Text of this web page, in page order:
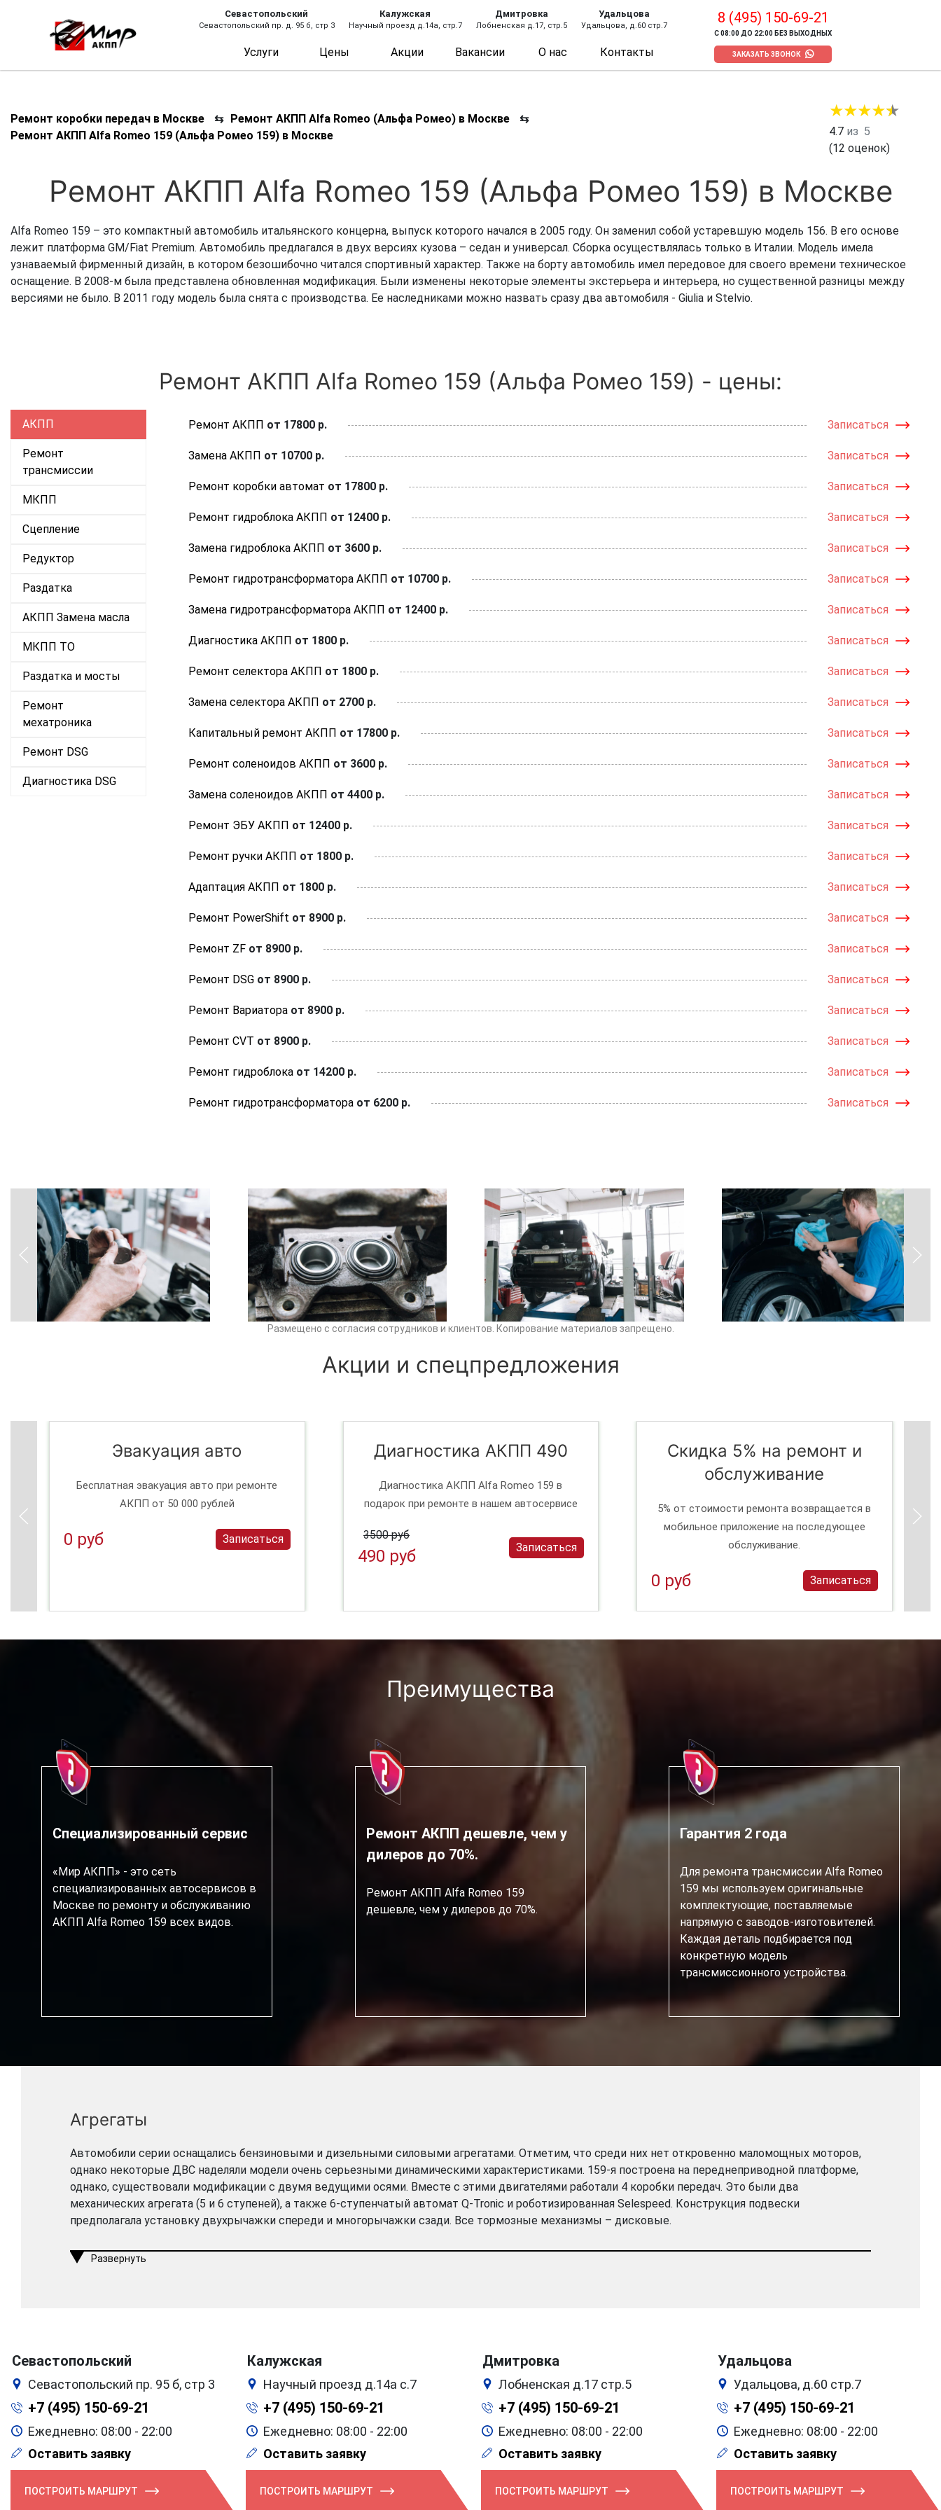
Севастопольский
Севастопольский пр. д. 95 б, стр 3
Калужская
Научный проезд д.14а, стр.7
Дмитровка
Лобненская д.17, стр.5
Удальцова
Удальцова, д.60 стр.7
Услуги Цены Акции Вакансии О нас Контакты
8 (495) 150-69-21
С 08:00 ДО 22:00 БЕЗ ВЫХОДНЫХ
ЗАКАЗАТЬ ЗВОНОК
Ремонт коробки передач в Москве ⇆ Ремонт АКПП Alfa Romeo (Альфа Ромео) в Москве
⇆
Ремонт АКПП Alfa Romeo 159 (Альфа Ромео 159) в Москве
4.7 из 5
(12 оценок)
Ремонт АКПП Alfa Romeo 159 (Альфа Ромео 159) в Москве
Alfa Romeo 159 – это компактный автомобиль итальянского концерна, выпуск которого начался в 2005 году. Он заменил собой устаревшую модель 156. В его основе
лежит платформа GM/Fiat Premium. Автомобиль предлагался в двух версиях кузова – седан и универсал. Сборка осуществлялась только в Италии. Модель имела
узнаваемый фирменный дизайн, в котором безошибочно читался спортивный характер. Также на борту автомобиль имел передовое для своего времени техническое
оснащение. В 2008-м была представлена обновленная модификация. Были изменены некоторые элементы экстерьера и интерьера, но существенной разницы между
версиями не было. В 2011 году модель была снята с производства. Ее наследниками можно назвать сразу два автомобиля - Giulia и Stelvio.
Ремонт АКПП Alfa Romeo 159 (Альфа Ромео 159) - цены:
АКПП
Ремонт
трансмиссии
МКПП
Сцепление
Редуктор
Раздатка
АКПП Замена масла
МКПП ТО
Раздатка и мосты
Ремонт
мехатроника
Ремонт DSG
Диагностика DSG
Ремонт АКПП от 17800 р. Записаться
Замена АКПП от 10700 р. Записаться
Ремонт коробки автомат от 17800 р. Записаться
Ремонт гидроблока АКПП от 12400 р. Записаться
Замена гидроблока АКПП от 3600 р. Записаться
Ремонт гидротрансформатора АКПП от 10700 р. Записаться
Замена гидротрансформатора АКПП от 12400 р. Записаться
Диагностика АКПП от 1800 р. Записаться
Ремонт селектора АКПП от 1800 р. Записаться
Замена селектора АКПП от 2700 р. Записаться
Капитальный ремонт АКПП от 17800 р. Записаться
Ремонт соленоидов АКПП от 3600 р. Записаться
Замена соленоидов АКПП от 4400 р. Записаться
Ремонт ЭБУ АКПП от 12400 р. Записаться
Ремонт ручки АКПП от 1800 р. Записаться
Адаптация АКПП от 1800 р. Записаться
Ремонт PowerShift от 8900 р. Записаться
Ремонт ZF от 8900 р. Записаться
Ремонт DSG от 8900 р. Записаться
Ремонт Вариатора от 8900 р. Записаться
Ремонт CVT от 8900 р. Записаться
Ремонт гидроблока от 14200 р. Записаться
Ремонт гидротрансформатора от 6200 р. Записаться
Размещено с согласия сотрудников и клиентов. Копирование материалов запрещено.
Акции и спецпредложения
Эвакуация авто
Бесплатная эвакуация авто при ремонте
АКПП от 50 000 рублей
0 руб Записаться
Диагностика АКПП 490
Диагностика АКПП Alfa Romeo 159 в
подарок при ремонте в нашем автосервисе
3500 руб
490 руб Записаться
Скидка 5% на ремонт и
обслуживание
5% от стоимости ремонта возвращается в
мобильное приложение на последующее
обслуживание.
0 руб Записаться
Преимущества
Специализированный сервис
«Мир АКПП» - это сеть
специализированных автосервисов в
Москве по ремонту и обслуживанию
АКПП Alfa Romeo 159 всех видов.
Ремонт АКПП дешевле, чем у
дилеров до 70%.
Ремонт АКПП Alfa Romeo 159
дешевле, чем у дилеров до 70%.
Гарантия 2 года
Для ремонта трансмиссии Alfa Romeo
159 мы используем оригинальные
комплектующие, поставляемые
напрямую с заводов-изготовителей.
Каждая деталь подбирается под
конкретную модель
трансмиссионного устройства.
Агрегаты
Автомобили серии оснащались бензиновыми и дизельными силовыми агрегатами. Отметим, что среди них нет откровенно маломощных моторов,
однако некоторые ДВС наделяли модели очень серьезными динамическими характеристиками. 159-я построена на переднеприводной платформе,
однако, существовали модификации с двумя ведущими осями. Вместе с этими двигателями работали 4 коробки передач. Это были два
механических агрегата (5 и 6 ступеней), а также 6-ступенчатый автомат Q-Tronic и роботизированная Selespeed. Конструкция подвески
предполагала установку двухрычажки спереди и многорычажки сзади. Все тормозные механизмы – дисковые.
Развернуть
Севастопольский
Севастопольский пр. 95 б, стр 3
+7 (495) 150-69-21
Ежедневно: 08:00 - 22:00
Оставить заявку
ПОСТРОИТЬ МАРШРУТ
Калужская
Научный проезд д.14а с.7
+7 (495) 150-69-21
Ежедневно: 08:00 - 22:00
Оставить заявку
ПОСТРОИТЬ МАРШРУТ
Дмитровка
Лобненская д.17 стр.5
+7 (495) 150-69-21
Ежедневно: 08:00 - 22:00
Оставить заявку
ПОСТРОИТЬ МАРШРУТ
Удальцова
Удальцова, д.60 стр.7
+7 (495) 150-69-21
Ежедневно: 08:00 - 22:00
Оставить заявку
ПОСТРОИТЬ МАРШРУТ